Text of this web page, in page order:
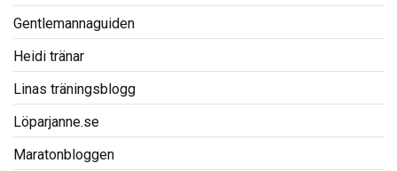
Gentlemannaguiden
Heidi tränar
Linas träningsblogg
Löparjanne.se
Maratonbloggen